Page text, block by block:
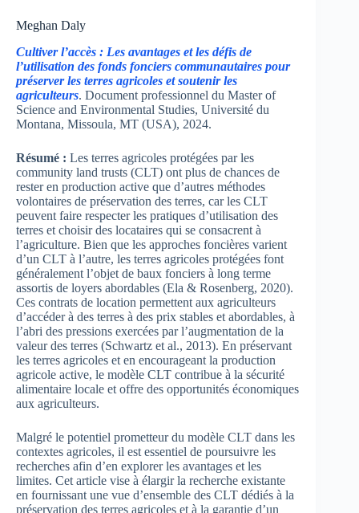
Meghan Daly
Cultiver l’accès : Les avantages et les défis de
l’utilisation des fonds fonciers communautaires pour
préserver les terres agricoles et soutenir les
agriculteurs. Document professionnel du Master of
Science and Environmental Studies, Université du
Montana, Missoula, MT (USA), 2024.
Résumé : Les terres agricoles protégées par les
community land trusts (CLT) ont plus de chances de
rester en production active que d’autres méthodes
volontaires de préservation des terres, car les CLT
peuvent faire respecter les pratiques d’utilisation des
terres et choisir des locataires qui se consacrent à
l’agriculture. Bien que les approches foncières varient
d’un CLT à l’autre, les terres agricoles protégées font
généralement l’objet de baux fonciers à long terme
assortis de loyers abordables (Ela & Rosenberg, 2020).
Ces contrats de location permettent aux agriculteurs
d’accéder à des terres à des prix stables et abordables, à
l’abri des pressions exercées par l’augmentation de la
valeur des terres (Schwartz et al., 2013). En préservant
les terres agricoles et en encourageant la production
agricole active, le modèle CLT contribue à la sécurité
alimentaire locale et offre des opportunités économiques
aux agriculteurs.
Malgré le potentiel prometteur du modèle CLT dans les
contextes agricoles, il est essentiel de poursuivre les
recherches afin d’en explorer les avantages et les
limites. Cet article vise à élargir la recherche existante
en fournissant une vue d’ensemble des CLT dédiés à la
préservation des terres agricoles et à la garantie d’un